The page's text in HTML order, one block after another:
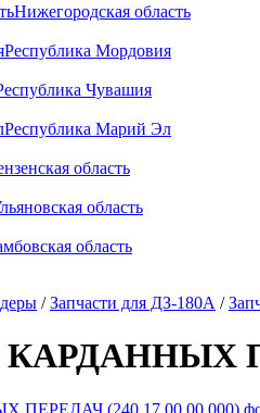
Нижегородская область
Республика Мордовия
Чувашия
Республика Марий Эл
область
область
область
/Запчасти для ДЗ-180А /